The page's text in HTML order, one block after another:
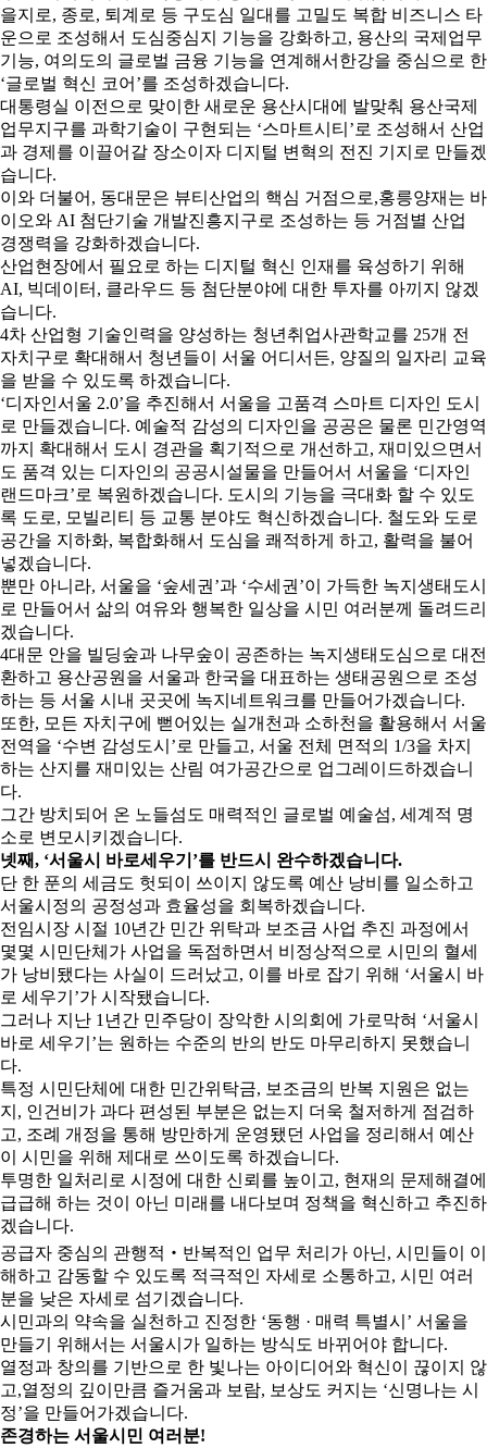
을지로, 종로, 퇴계로 등 구도심 일대를 고밀도 복합 비즈니스 타
운으로 조성해서 도심중심지 기능을 강화하고, 용산의 국제업무
기능, 여의도의 글로벌 금융 기능을 연계해서한강을 중심으로 한
‘글로벌 혁신 코어’를 조성하겠습니다.
대통령실 이전으로 맞이한 새로운 용산시대에 발맞춰 용산국제
업무지구를 과학기술이 구현되는 ‘스마트시티’로 조성해서 산업
과 경제를 이끌어갈 장소이자 디지털 변혁의 전진 기지로 만들겠
습니다.
이와 더불어, 동대문은 뷰티산업의 핵심 거점으로,홍릉양재는 바
이오와 AI 첨단기술 개발진흥지구로 조성하는 등 거점별 산업
경쟁력을 강화하겠습니다.
산업현장에서 필요로 하는 디지털 혁신 인재를 육성하기 위해
AI, 빅데이터, 클라우드 등 첨단분야에 대한 투자를 아끼지 않겠
습니다.
4차 산업형 기술인력을 양성하는 청년취업사관학교를 25개 전
자치구로 확대해서 청년들이 서울 어디서든, 양질의 일자리 교육
을 받을 수 있도록 하겠습니다.
‘디자인서울 2.0’을 추진해서 서울을 고품격 스마트 디자인 도시
로 만들겠습니다. 예술적 감성의 디자인을 공공은 물론 민간영역
까지 확대해서 도시 경관을 획기적으로 개선하고, 재미있으면서
도 품격 있는 디자인의 공공시설물을 만들어서 서울을 ‘디자인
랜드마크’로 복원하겠습니다. 도시의 기능을 극대화 할 수 있도
록 도로, 모빌리티 등 교통 분야도 혁신하겠습니다. 철도와 도로
공간을 지하화, 복합화해서 도심을 쾌적하게 하고, 활력을 불어
넣겠습니다.
뿐만 아니라, 서울을 ‘숲세권’과 ‘수세권’이 가득한 녹지생태도시
로 만들어서 삶의 여유와 행복한 일상을 시민 여러분께 돌려드리
겠습니다.
4대문 안을 빌딩숲과 나무숲이 공존하는 녹지생태도심으로 대전
환하고 용산공원을 서울과 한국을 대표하는 생태공원으로 조성
하는 등 서울 시내 곳곳에 녹지네트워크를 만들어가겠습니다.
또한, 모든 자치구에 뻗어있는 실개천과 소하천을 활용해서 서울
전역을 ‘수변 감성도시’로 만들고, 서울 전체 면적의 1/3을 차지
하는 산지를 재미있는 산림 여가공간으로 업그레이드하겠습니
다.
그간 방치되어 온 노들섬도 매력적인 글로벌 예술섬, 세계적 명
소로 변모시키겠습니다.
넷째, ‘서울시 바로세우기’를 반드시 완수하겠습니다.
단 한 푼의 세금도 헛되이 쓰이지 않도록 예산 낭비를 일소하고
서울시정의 공정성과 효율성을 회복하겠습니다.
전임시장 시절 10년간 민간 위탁과 보조금 사업 추진 과정에서
몇몇 시민단체가 사업을 독점하면서 비정상적으로 시민의 혈세
가 낭비됐다는 사실이 드러났고, 이를 바로 잡기 위해 ‘서울시 바
로 세우기’가 시작됐습니다.
그러나 지난 1년간 민주당이 장악한 시의회에 가로막혀 ‘서울시
바로 세우기’는 원하는 수준의 반의 반도 마무리하지 못했습니
다.
특정 시민단체에 대한 민간위탁금, 보조금의 반복 지원은 없는
지, 인건비가 과다 편성된 부분은 없는지 더욱 철저하게 점검하
고, 조례 개정을 통해 방만하게 운영됐던 사업을 정리해서 예산
이 시민을 위해 제대로 쓰이도록 하겠습니다.
투명한 일처리로 시정에 대한 신뢰를 높이고, 현재의 문제해결에
급급해 하는 것이 아닌 미래를 내다보며 정책을 혁신하고 추진하
겠습니다.
공급자 중심의 관행적‧반복적인 업무 처리가 아닌, 시민들이 이
해하고 감동할 수 있도록 적극적인 자세로 소통하고, 시민 여러
분을 낮은 자세로 섬기겠습니다.
시민과의 약속을 실천하고 진정한 ‘동행 · 매력 특별시’ 서울을
만들기 위해서는 서울시가 일하는 방식도 바뀌어야 합니다.
열정과 창의를 기반으로 한 빛나는 아이디어와 혁신이 끊이지 않
고,열정의 깊이만큼 즐거움과 보람, 보상도 커지는 ‘신명나는 시
정’을 만들어가겠습니다.
존경하는 서울시민 여러분!